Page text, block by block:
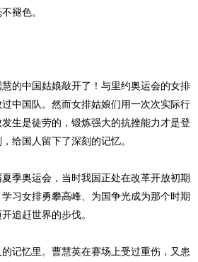
褪色。
的中国姑娘敲开了！与里约奥运会的女排
中国队。然而女排姑娘们用一次次实际行
生是徒劳的，锻炼强大的抗挫能力才是登
给国人留下了深刻的记忆。
奥运会，当时我国正处在改革开放初期
习女排勇攀高峰、为国争光成为那个时期
追赶世界的步伐。
忆里。曹慧英在赛场上受过重伤，又患